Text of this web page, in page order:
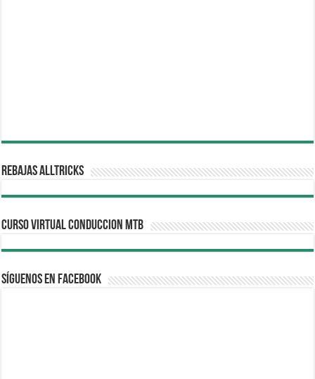
REBAJAS ALLTRICKS
CURSO VIRTUAL CONDUCCION MTB
Síguenos en Facebook